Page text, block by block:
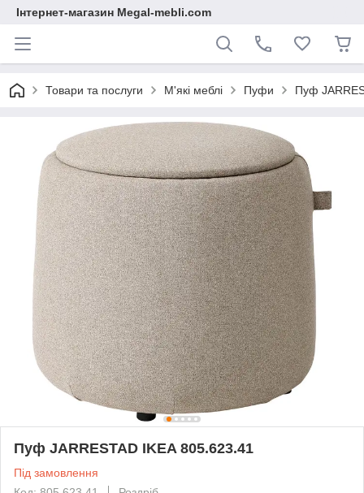
Інтернет-магазин Megal-mebli.com
Товари та послуги М'які меблі Пуфи Пуф
Пуф JARRESTAD IKEA 805.623.41
Під замовлення